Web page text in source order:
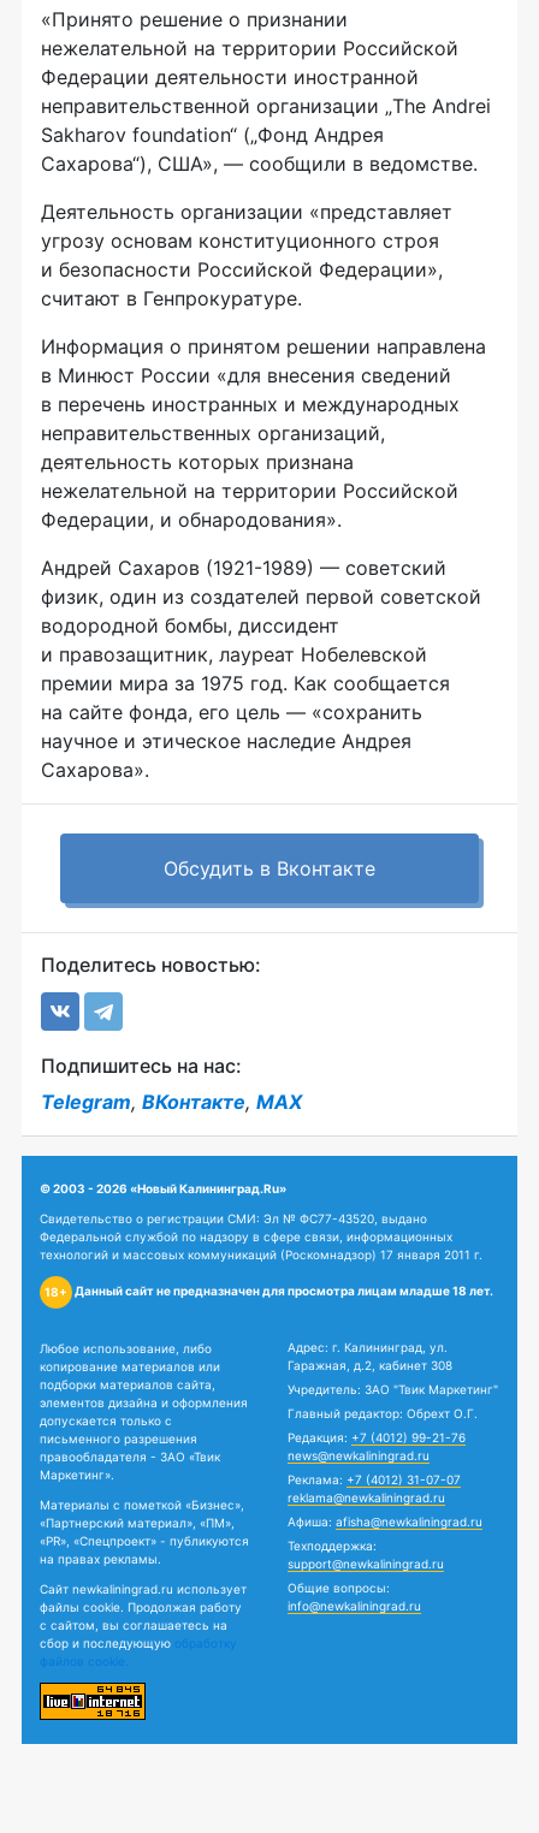
«Принято решение о признании
нежелательной на территории Российской
Федерации деятельности иностранной
неправительственной организации „The Andrei
Sakharov foundation“ („Фонд Андрея
Сахарова“), США», — сообщили в ведомстве.
Деятельность организации «представляет
угрозу основам конституционного строя
и безопасности Российской Федерации»,
считают в Генпрокуратуре.
Информация о принятом решении направлена
в Минюст России «для внесения сведений
в перечень иностранных и международных
неправительственных организаций,
деятельность которых признана
нежелательной на территории Российской
Федерации, и обнародования».
Андрей Сахаров (1921-1989) — советский
физик, один из создателей первой советской
водородной бомбы, диссидент
и правозащитник, лауреат Нобелевской
премии мира за 1975 год. Как сообщается
на сайте фонда, его цель — «сохранить
научное и этическое наследие Андрея
Сахарова».
Обсудить в Вконтакте
Поделитесь новостью:
Подпишитесь на нас:
Telegram, ВКонтакте, MAX
© 2003 - 2026 «Новый Калининград.Ru»
Свидетельство о регистрации СМИ: Эл № ФС77-43520, выдано
Федеральной службой по надзору в сфере связи, информационных
технологий и массовых коммуникаций (Роскомнадзор) 17 января 2011 г.
18+ Данный сайт не предназначен для просмотра лицам младше 18 лет.
Любое использование, либо
копирование материалов или
подборки материалов сайта,
элементов дизайна и оформления
допускается только с
письменного разрешения
правообладателя - ЗАО «Твик
Маркетинг».
Материалы с пометкой «Бизнес»,
«Партнерский материал», «ПМ»,
«PR», «Спецпроект» - публикуются
на правах рекламы.
Сайт newkaliningrad.ru использует
файлы cookie. Продолжая работу
с сайтом, вы соглашаетесь на
сбор и последующую обработку
файлов cookie.
Адрес: г. Калининград, ул.
Гаражная, д.2, кабинет 308
Учредитель: ЗАО "Твик Маркетинг"
Главный редактор: Обрехт О.Г.
Редакция: +7 (4012) 99-21-76
news@newkaliningrad.ru
Реклама: +7 (4012) 31-07-07
reklama@newkaliningrad.ru
Афиша: afisha@newkaliningrad.ru
Техподдержка:
support@newkaliningrad.ru
Общие вопросы:
info@newkaliningrad.ru